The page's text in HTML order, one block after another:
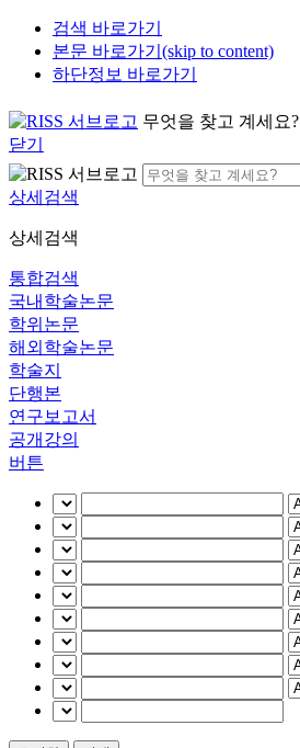
검색 바로가기
본문 바로가기(skip to content)
하단정보 바로가기
무엇을 찾고 계세요?
닫기
상세검색
상세검색
통합검색
국내학술논문
학위논문
해외학술논문
학술지
단행본
연구보고서
공개강의
버튼